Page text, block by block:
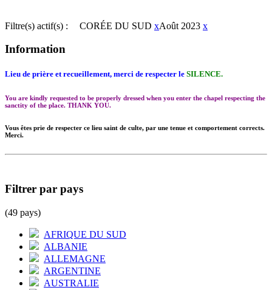
Filtre(s) actif(s) : CORÉE DU SUD xAoût 2023 x
Information
Lieu de prière et recueillement, merci de respecter le SILENCE.
You are kindly requested to be properly dressed when you enter the chapel respecting the
sanctity of the place. THANK YOU.
Vous êtes prie de respecter ce lieu saint de culte, par une tenue et comportement corrects.
Merci.
Filtrer par pays
(49 pays)
AFRIQUE DU SUD
ALBANIE
ALLEMAGNE
ARGENTINE
AUSTRALIE